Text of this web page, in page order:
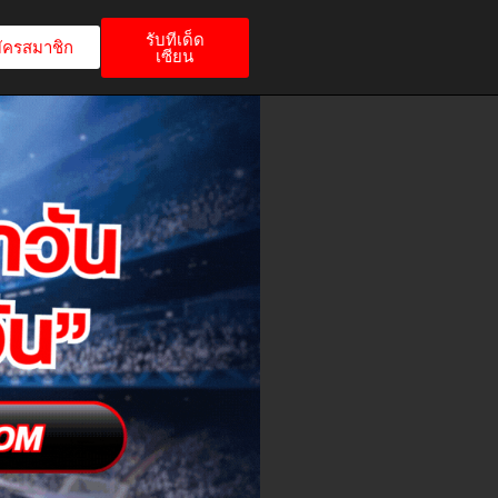
รสมาชิก
รับทีเด็ด
เซียน